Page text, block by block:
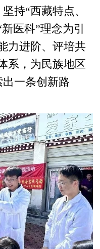
持“西藏特点、
医科”理念为引
力进阶、评培共
系，为民族地区
一条创新路